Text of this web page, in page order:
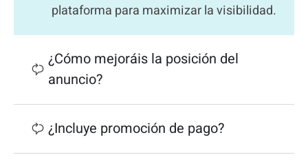
plataforma para maximizar la visibilidad.
¿Cómo mejoráis la posición del
anuncio?
¿Incluye promoción de pago?